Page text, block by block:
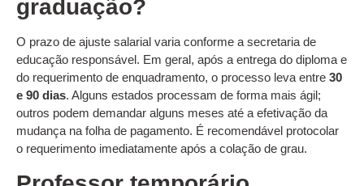
graduação?
O prazo de ajuste salarial varia conforme a secretaria de
educação responsável. Em geral, após a entrega do diploma e
do requerimento de enquadramento, o processo leva entre 30
e 90 dias. Alguns estados processam de forma mais ágil;
outros podem demandar alguns meses até a efetivação da
mudança na folha de pagamento. É recomendável protocolar
o requerimento imediatamente após a colação de grau.